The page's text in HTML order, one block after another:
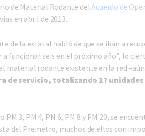
de Material Rodante del Acuerdo de
en abril de 2013.
de la estatal habló de que se iban a
a funcionar seis en el próximo año”, lo
material rodante existente en la red
de servicio, totalizando 17
3, PM 4, PM 6, PM 8 y PM 20, se
del Premetro, muchos de ellos con